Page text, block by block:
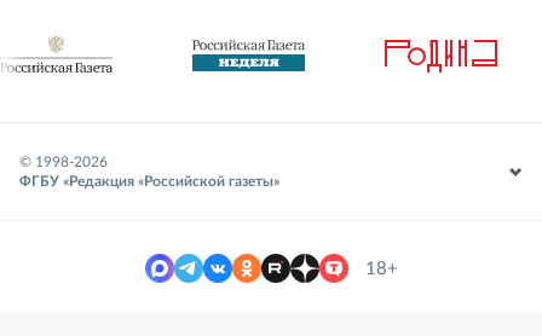
© 1998-2026
ФГБУ «Редакция «Российской газеты»
18+